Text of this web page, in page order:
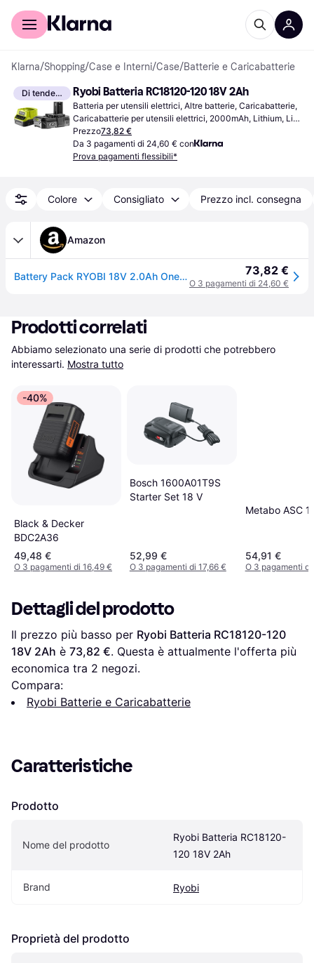
Per il tuo shopping
Klarna/Shopping/Case e Interni/Case/Batterie e Caricabatterie
Di tendenza Ryobi Batteria RC18120-120 18V 2Ah
Batteria per utensili elettrici, Altre batterie, Caricabatterie,
Caricabatterie per utensili elettrici, 2000mAh, Lithium, Li-
Ion 18V
Prezzo73,82 €
Da 3 pagamenti di 24,60 € con
Prova pagamenti flessibili*
Colore Consigliato Prezzo incl. consegna
Amazon
Battery Pack RYOBI 18V 2.0Ah OnePlus LithiumPlus - 1 caricabatterie rapido 2.0Ah RC18120-120 73,82 €
O 3 pagamenti di 24,60 €
Prodotti correlati
Abbiamo selezionato una serie di prodotti che potrebbero
interessarti. Mostra tutto
-40%
Black & Decker
BDC2A36
49,48 €
O 3 pagamenti di 16,49 €
Bosch 1600A01T9S
Starter Set 18 V
52,99 €
O 3 pagamenti di 17,66 €
Metabo ASC
54,91 €
O 3 pagamenti
Dettagli del prodotto
Il prezzo più basso per Ryobi Batteria RC18120-120
18V 2Ah è 73,82 €. Questa è attualmente l'offerta più
economica tra 2 negozi.
Compara:
Ryobi Batterie e Caricabatterie
Caratteristiche
Prodotto
Nome del prodotto
Ryobi Batteria RC18120-
120 18V 2Ah
Brand Ryobi
Proprietà del prodotto